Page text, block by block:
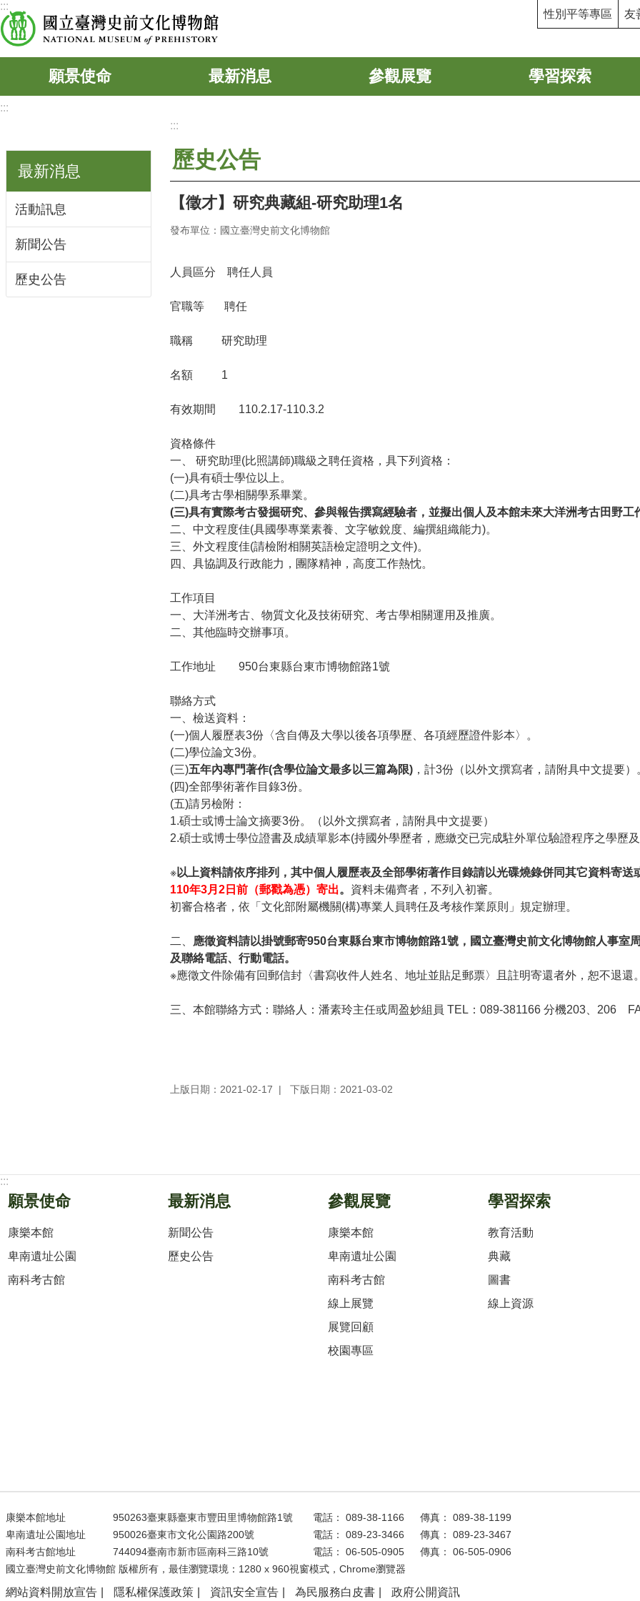
跳到主要內容區塊
:::
性別平等專區 友
願景使命 最新消息 參觀展覽 學習探索
:::
最新消息
活動訊息
新聞公告
歷史公告
:::
歷史公告
【徵才】研究典藏組-研究助理1名
發布單位：國立臺灣史前文化博物館
人員區分 聘任人員
官職等 聘任
職稱 研究助理
名額 1
有效期間 110.2.17-110.3.2
資格條件
一、
研究助理(比照講師)職級之聘任資格，具下列資格：
(一)具有碩士學位以上。
(二)具考古學相關學系畢業。
(三)具有實際考古發掘研究、參與報告撰寫經驗者，並擬出個人及本館未來大洋洲考古田野工
二、 中文程度佳(具國學專業素養、文字敏銳度、編撰組織能力)。
三、 外文程度佳(請檢附相關英語檢定證明之文件)。
四、 具協調及行政能力，團隊精神，高度工作熱忱。
工作項目
一、大洋洲考古、物質文化及技術研究、考古學相關運用及推廣。
二、其他臨時交辦事項。
工作地址 950台東縣台東市博物館路1號
聯絡方式
一、檢送資料：
(一)個人履歷表3份〈含自傳及大學以後各項學歷、各項經歷證件影本〉。
(二)學位論文3份。
(三)五年內專門著作(含學位論文最多以三篇為限) ，計3份（以外文撰寫者，請附具中文提要）
(四)全部學術著作目錄3份。
(五)請另檢附：
1.碩士或博士論文摘要3份。（以外文撰寫者，請附具中文提要）
2.碩士或博士學位證書及成績單影本(持國外學歷者，應繳交已完成駐外單位驗證程序之學歷
※以上資料請依序排列，其中個人履歷表及全部學術著作目錄請以光碟燒錄併同其它資料寄送
110年3月 2 日前（郵戳為憑）寄出。 資料未備齊者，不列入初審。
初審合格者，依「文化部附屬機關(構)專業人員聘任及考核作業原則」規定辦理。
二、
應徵資料請以掛號郵寄950台東縣台東市博物館路1號，國立臺灣史前文化博物館人事室
及聯絡電話、行動電話。
※應徵文件除備有回郵信封〈書寫收件人姓名、地址並貼足郵票〉且註明寄還者外，恕不退還。
三、本館聯絡方式：聯絡人：潘素玲主任或周盈妙組員 TEL ： 089-381166 分機203 206
上版日期：2021-02-17 下版日期：2021-03-02
:::
願景使命
康樂本館
卑南遺址公園
南科考古館
最新消息
新聞公告
歷史公告
參觀展覽
康樂本館
卑南遺址公園
南科考古館
線上展覽
展覽回顧
校園專區
學習探索
教育活動
典藏
圖書
線上資源
康樂本館地址 950263臺東縣臺東市豐田里博物館路1號 電話： 089-38-1166
傳真： 089-38-1199
卑南遺址公園地址
950026臺東市文化公園路200號 電話： 089-23-3466
傳真： 089-23-3467
南科考古館地址
744094臺南市新市區南科三路10號 電話： 06-505-0905
傳真： 06-505-0906
國立臺灣史前文化博物館 版權所有，最佳瀏覽環境：1280 x 960視窗模式，Chrome瀏覽器
網站資料開放宣告 隱私權保護政策 資訊安全宣告 為民服務白皮書 政府公開資訊